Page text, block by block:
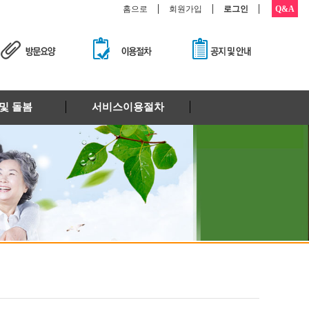
홈으로 회원가입 로그인
돌봄 서비스이용절차
Q&A